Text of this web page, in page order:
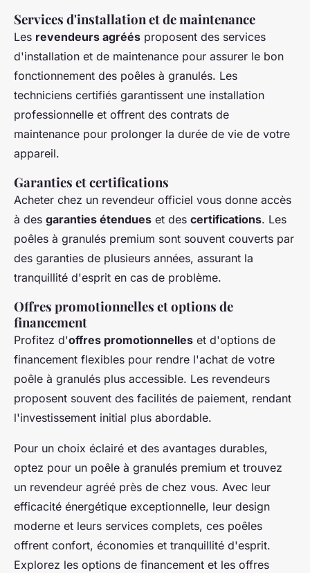
Services d'installation et de maintenance
Les revendeurs agréés proposent des services
d'installation et de maintenance pour assurer le bon
fonctionnement des poêles à granulés. Les
techniciens certifiés garantissent une installation
professionnelle et offrent des contrats de
maintenance pour prolonger la durée de vie de votre
appareil.
Garanties et certifications
Acheter chez un revendeur officiel vous donne accès
à des garanties étendues et des certifications. Les
poêles à granulés premium sont souvent couverts par
des garanties de plusieurs années, assurant la
tranquillité d'esprit en cas de problème.
Offres promotionnelles et options de
financement
Profitez d'offres promotionnelles et d'options de
financement flexibles pour rendre l'achat de votre
poêle à granulés plus accessible. Les revendeurs
proposent souvent des facilités de paiement, rendant
l'investissement initial plus abordable.
Pour un choix éclairé et des avantages durables,
optez pour un poêle à granulés premium et trouvez
un revendeur agréé près de chez vous. Avec leur
efficacité énergétique exceptionnelle, leur design
moderne et leurs services complets, ces poêles
offrent confort, économies et tranquillité d'esprit.
Explorez les options de financement et les offres